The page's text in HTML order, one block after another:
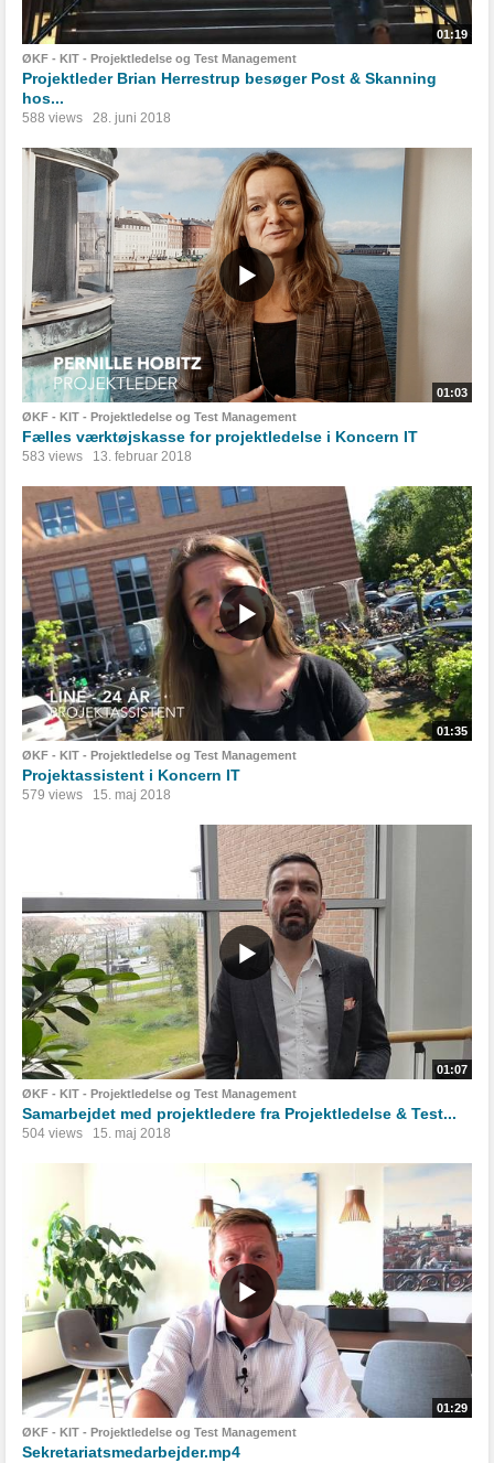
01:19
ØKF - KIT - Projektledelse og Test Management
Projektleder Brian Herrestrup besøger Post & Skanning
hos...
588 views 28. juni 2018
01:03
ØKF - KIT - Projektledelse og Test Management
Fælles værktøjskasse for projektledelse i Koncern IT
583 views 13. februar 2018
01:35
ØKF - KIT - Projektledelse og Test Management
Projektassistent i Koncern IT
579 views 15. maj 2018
01:07
ØKF - KIT - Projektledelse og Test Management
Samarbejdet med projektledere fra Projektledelse & Test...
504 views 15. maj 2018
01:29
ØKF - KIT - Projektledelse og Test Management
Sekretariatsmedarbejder.mp4